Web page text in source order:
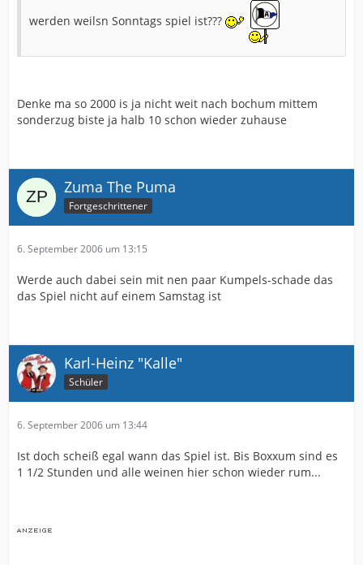
werden weilsn Sonntags spiel ist???
Denke ma so 2000 is ja nicht weit nach bochum mittem
sonderzug biste ja halb 10 schon wieder zuhause
Zuma The Puma
Fortgeschrittener
6. September 2006 um 13:15
Werde auch dabei sein mit nen paar Kumpels-schade das
das Spiel nicht auf einem Samstag ist
Karl-Heinz "Kalle"
Schüler
6. September 2006 um 13:44
Ist doch scheiß egal wann das Spiel ist. Bis Boxxum sind es
1 1/2 Stunden und alle weinen hier schon wieder rum...